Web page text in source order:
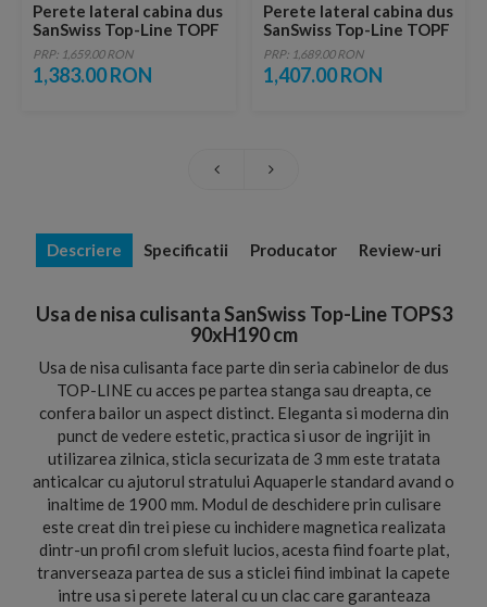
Perete lateral cabina dus
SanSwiss Top-Line TOPF
70xH190 profil argintiu
PRP: 1,659.00 RON
1,383.00 RON
Perete lateral cabina dus
SanSwiss Top-Line TOPF
75xH190 profil argintiu
PRP: 1,689.00 RON
1,407.00 RON
Descriere Specificatii Producator Review-uri
Usa de nisa culisanta SanSwiss Top-Line TOPS3
90xH190 cm
Usa de nisa culisanta face parte din seria cabinelor de dus
TOP-LINE cu acces pe partea stanga sau dreapta, ce
confera bailor un aspect distinct. Eleganta si moderna din
punct de vedere estetic, practica si usor de ingrijit in
utilizarea zilnica, sticla securizata de 3 mm este tratata
anticalcar cu ajutorul stratului Aquaperle standard avand o
inaltime de 1900 mm. Modul de deschidere prin culisare
este creat din trei piese cu inchidere magnetica realizata
dintr-un profil crom slefuit lucios, acesta fiind foarte plat,
tranverseaza partea de sus a sticlei fiind imbinat la capete
intre usa si perete lateral cu un clac care garanteaza